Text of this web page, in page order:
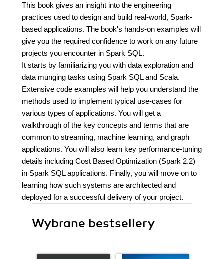
This book gives an insight into the engineering
practices used to design and build real-world, Spark-
based applications. The book's hands-on examples will
give you the required confidence to work on any future
projects you encounter in Spark SQL.
It starts by familiarizing you with data exploration and
data munging tasks using Spark SQL and Scala.
Extensive code examples will help you understand the
methods used to implement typical use-cases for
various types of applications. You will get a
walkthrough of the key concepts and terms that are
common to streaming, machine learning, and graph
applications. You will also learn key performance-tuning
details including Cost Based Optimization (Spark 2.2)
in Spark SQL applications. Finally, you will move on to
learning how such systems are architected and
deployed for a successful delivery of your project.
Wybrane bestsellery